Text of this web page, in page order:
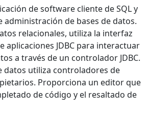
de software cliente de SQL y
administración de bases de datos.
relacionales, utiliza la interfaz
aplicaciones JDBC para interactuar
a través de un controlador JDBC.
datos utiliza controladores de
Proporciona un editor que
de código y el resaltado de